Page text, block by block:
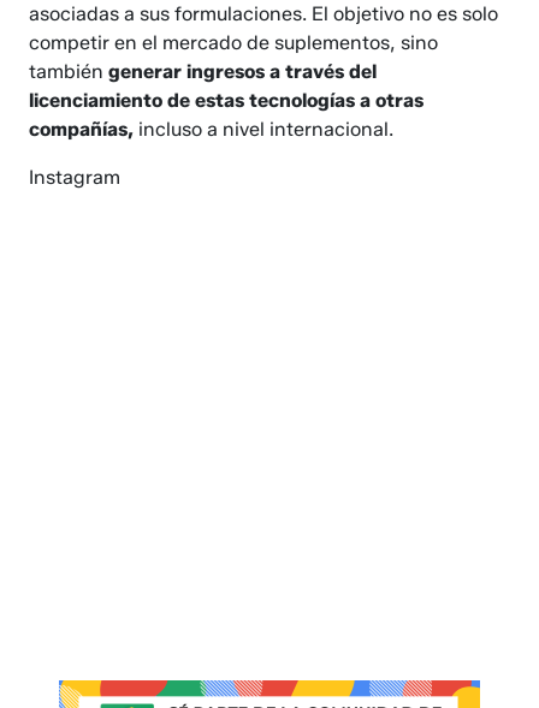
asociadas a sus formulaciones. El objetivo no es solo
competir en el mercado de suplementos, sino
tambiéngenerar ingresos a través del
licenciamiento de estas tecnologías a otras
compañías, incluso a nivel internacional.
Instagram